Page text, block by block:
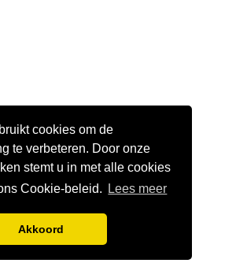
cookies om de
te verbeteren. Door onze
stemt u in met alle cookies
Cookie-beleid.
Lees meer
Akkoord